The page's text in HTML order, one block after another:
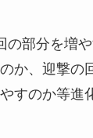
の部分を増
か、迎撃の
すのか等進